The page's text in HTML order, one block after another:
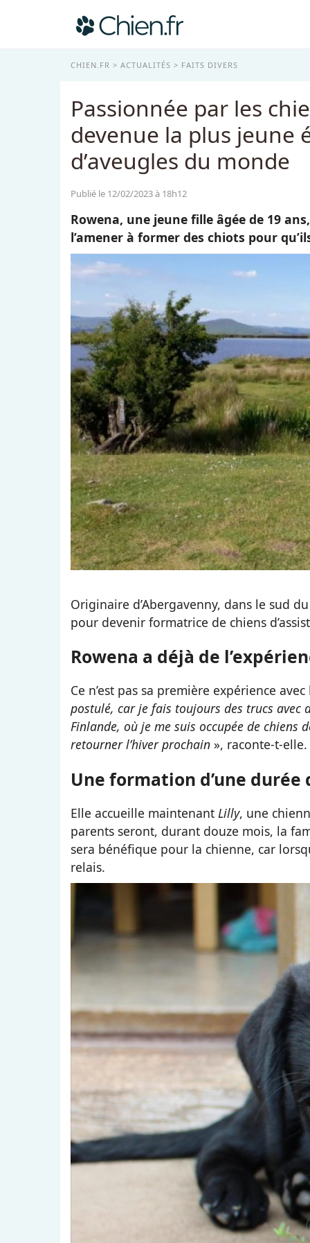
CHIEN.FR ACTUALITÉS FAITS DIVERS
Passionnée par les
devenue la plus jeune
d’aveugles du monde
Publié le 12/02/2023 à 18h12
Rowena, une jeune fille âgée de 19
l’amener à former des chiots pour
Originaire d’Abergavenny, dans le sud
pour devenir formatrice de chiens
Rowena a déjà de
Ce n’est pas sa première expérience
postulé, car je fais toujours des trucs avec
Finlande, où je me suis occupée de chiens
retourner l’hiver prochain », raconte-t-elle.
Une formation d’une durée
Elle accueille maintenant Lilly, une
parents seront, durant douze mois, la
sera bénéfique pour la chienne, car
relais.